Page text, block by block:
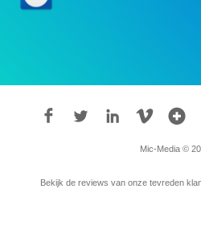
Mic-Media ©
Bekijk de reviews van onze tevreden